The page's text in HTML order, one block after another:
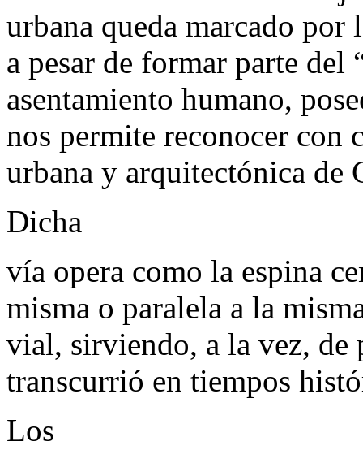
urbana queda marcado por
a pesar de formar parte del
asentamiento humano,
nos permite reconocer
urbana y arquitectónica de
Dicha
vía opera como la espina
misma o paralela a la
vial, sirviendo, a la vez,
transcurrió en tiempos
Los